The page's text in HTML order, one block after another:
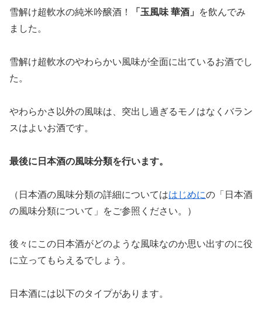
雪解け超軟水の純米吟醸酒！ 「玉風味 華酒」
を飲んでみ
ました。
雪解け超軟水のやわらかい風味が全面に出ているお酒でし
た。
やわらかさ以外の風味は、突出し過ぎるモノはなくバラン
スはよいお酒です。
最後に日本酒の風味分類を行います。
（日本酒の風味分類の詳細についてははじめにの「日本酒
の風味分類について」をご参照ください。）
後々にこの日本酒がどのような風味なのか思い出すのに役
に立ってもらえるでしょう。
日本酒には以下のタイプがあります。